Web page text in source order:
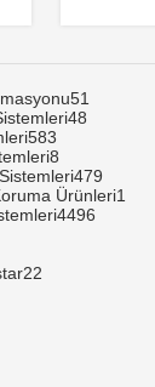
51
48
583
8
479
Ürünleri1
4496
22